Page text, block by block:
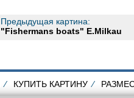
Предыдущая картина:
"Fishermans boats" E.Milkau
⁄ КУПИТЬ КАРТИНУ⁄